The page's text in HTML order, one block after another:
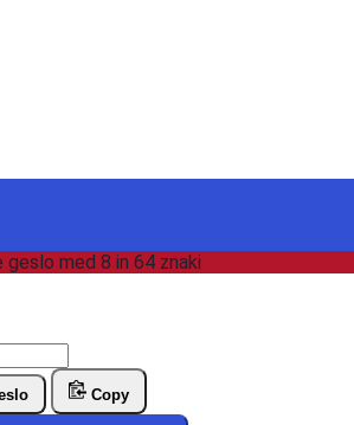
med 8 in 64 znaki
Copy